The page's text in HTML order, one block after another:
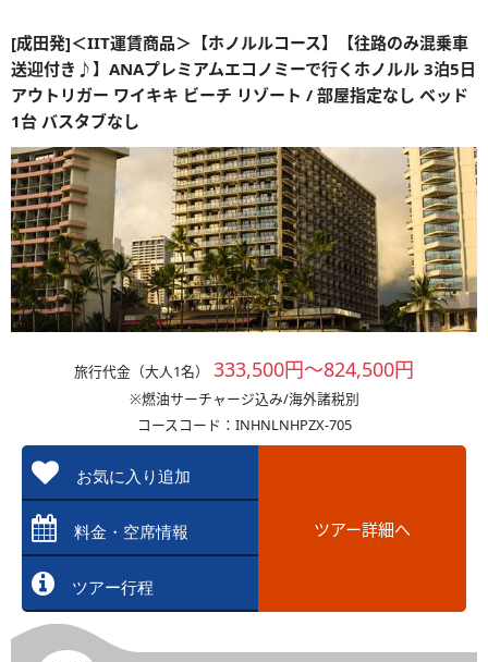
[成田発]＜IIT運賃商品＞【ホノルルコース】【往路のみ混乗車
送迎付き♪】ANAプレミアムエコノミーで行くホノルル 3泊5日
アウトリガー ワイキキ ビーチ リゾート / 部屋指定なし ベッド
1台 バスタブなし
旅行代金（大人1名） 333,500円～824,500円
※燃油サーチャージ込み/海外諸税別
コースコード：INHNLNHPZX-705
お気に入り追加
料金・空席情報
ツアー行程
ツアー詳細へ